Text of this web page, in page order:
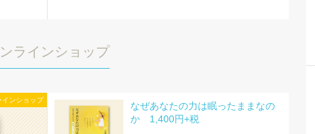
ラインショップ
インショップ
なぜあなたの力は眠ったままなの
か 1,400円+税